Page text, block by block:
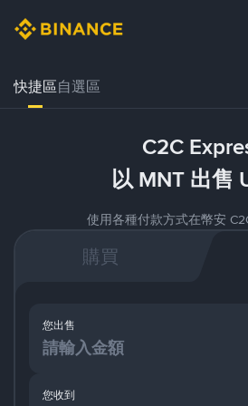
快捷區自選區
C2C
以 MNT 出售
使用各種付款方式在幣安
購買
您收到
您出售